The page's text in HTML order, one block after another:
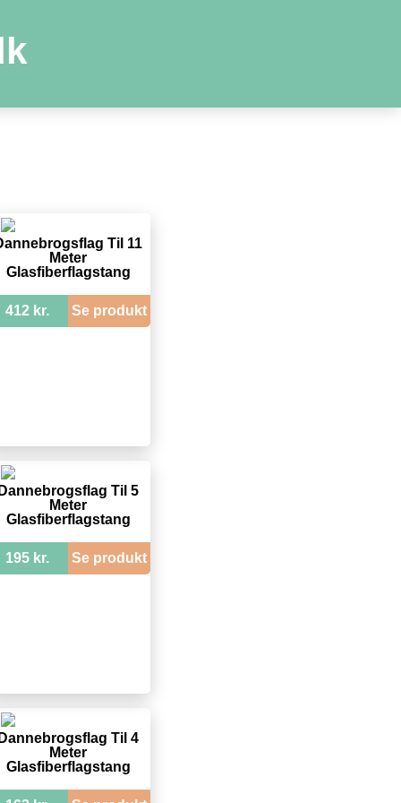
Til 11
Meter
Glasfiberflagstang
412 kr. Se produkt
Dannebrogsflag Til 5
Meter
Glasfiberflagstang
195 kr. Se produkt
Dannebrogsflag Til 4
Meter
Glasfiberflagstang